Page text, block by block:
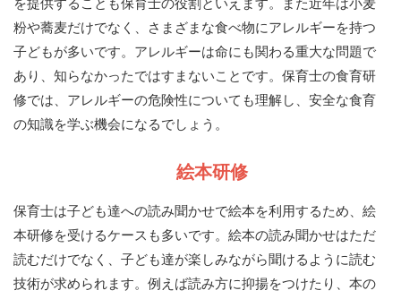
を提供することも保育士の役割といえます。また近年は小麦
粉や蕎麦だけでなく、さまざまな食べ物にアレルギーを持つ
子どもが多いです。アレルギーは命にも関わる重大な問題で
あり、知らなかったではすまないことです。保育士の食育研
修では、アレルギーの危険性についても理解し、安全な食育
の知識を学ぶ機会になるでしょう。
絵本研修
保育士は子ども達への読み聞かせで絵本を利用するため、絵
本研修を受けるケースも多いです。絵本の読み聞かせはただ
読むだけでなく、子ども達が楽しみながら聞けるように読む
技術が求められます。例えば読み方に抑揚をつけたり、本の